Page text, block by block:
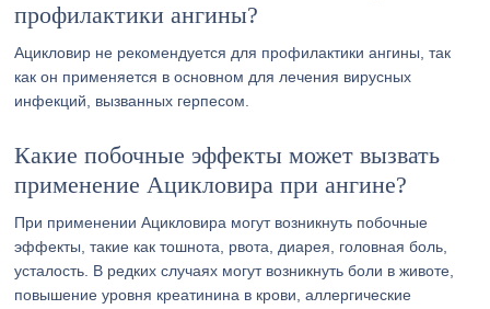
профилактики ангины?
Ацикловир не рекомендуется для профилактики ангины, так
как он применяется в основном для лечения вирусных
инфекций, вызванных герпесом.
Какие побочные эффекты может вызвать
применение Ацикловира при ангине?
При применении Ацикловира могут возникнуть побочные
эффекты, такие как тошнота, рвота, диарея, головная боль,
усталость. В редких случаях могут возникнуть боли в животе,
повышение уровня креатинина в крови, аллергические